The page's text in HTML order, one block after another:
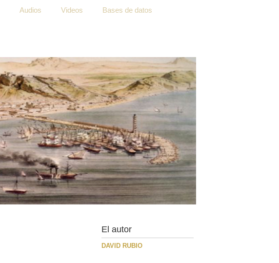
Audios Videos Bases de datos
El autor
DAVID RUBIO